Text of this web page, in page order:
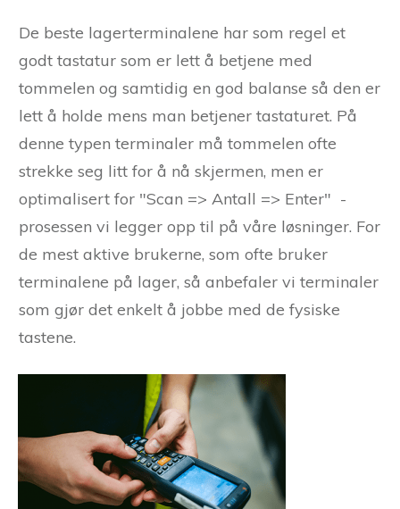
De beste lagerterminalene har som regel et
godt tastatur som er lett å betjene med
tommelen og samtidig en god balanse så den er
lett å holde mens man betjener tastaturet. På
denne typen terminaler må tommelen ofte
strekke seg litt for å nå skjermen, men er
optimalisert for "Scan => Antall => Enter" -
prosessen vi legger opp til på våre løsninger. For
de mest aktive brukerne, som ofte bruker
terminalene på lager, så anbefaler vi terminaler
som gjør det enkelt å jobbe med de fysiske
tastene.